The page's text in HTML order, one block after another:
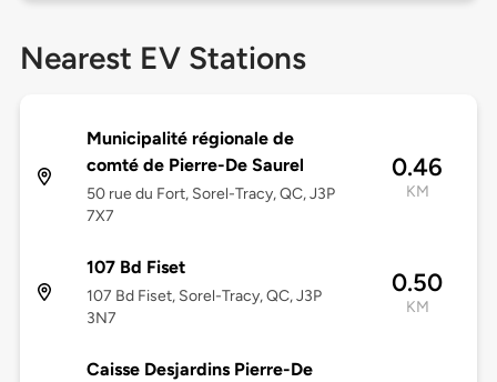
Nearest EV Stations
Municipalité régionale de
comté de Pierre-De Saurel
50 rue du Fort, Sorel-Tracy, QC, J3P
7X7
0.46
KM
107 Bd Fiset
107 Bd Fiset, Sorel-Tracy, QC, J3P
3N7
0.50
KM
Caisse Desjardins Pierre-De